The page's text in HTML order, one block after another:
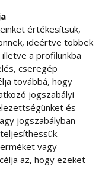
értékesítsük,
ideértve többek
a profilunkba
cseregép
továbbá, hogy
jogszabályi
és
jogszabályban
vagy
az, hogy ezeket